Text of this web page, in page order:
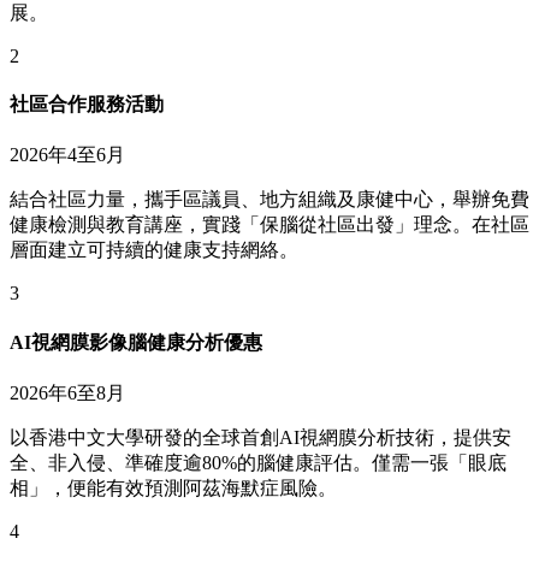
展。
2
社區合作服務活動
2026年4至6月
結合社區力量，攜手區議員、地方組織及康健中心，舉辦免費
健康檢測與教育講座，實踐「保腦從社區出發」理念。在社區
層面建立可持續的健康支持網絡。
3
AI視網膜影像腦健康分析優惠
2026年6至8月
以香港中文大學研發的全球首創AI視網膜分析技術，提供安
全、非入侵、準確度逾80%的腦健康評估。僅需一張「眼底
相」，便能有效預測阿茲海默症風險。
4